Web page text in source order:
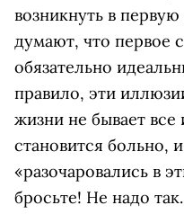
возникнуть в
думают, что первое
обязательно
правило, эти
жизни не бывает
становится больно,
«разочаровались в
бросьте! Не надо так.